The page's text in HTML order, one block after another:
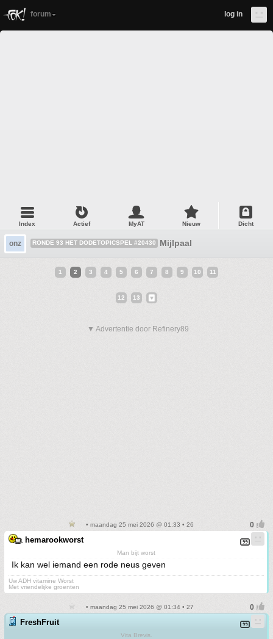
forum log in
Index Actief MyAT Nieuw Dicht
onz RONDE 93 HET DODETOPICSPEL #20430 Mijlpaal
1 2 3 4 5 6 7 8 9 10 11
12 13
▼ Advertentie door Refinery89
• maandag 25 mei 2026 @ 01:33 • 26
hemarookworst
Man bijt worst
Ik kan wel iemand een rode neus geven
Uw ADH vitamine Worst
Met vriendelijke groenten
• maandag 25 mei 2026 @ 01:34 • 27
FreshFruit
Vita Brevis.